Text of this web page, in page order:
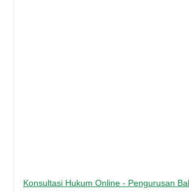
Konsultasi Hukum Online - Pengurusan